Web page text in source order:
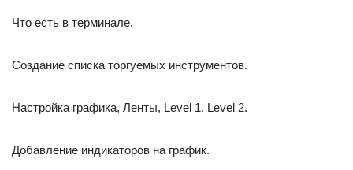
Что есть в терминале.
Создание списка торгуемых инструментов.
Настройка графика, Ленты, Level 1, Level 2.
Добавление индикаторов на график.